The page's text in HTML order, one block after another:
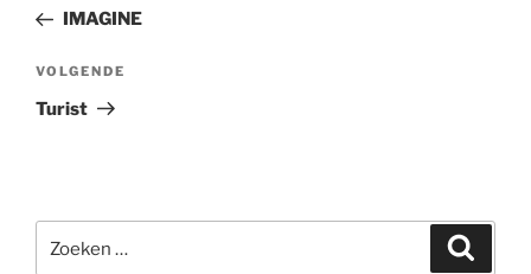
bericht
IMAGINE
Volgend
bericht
VOLGENDE
Turist
naar: